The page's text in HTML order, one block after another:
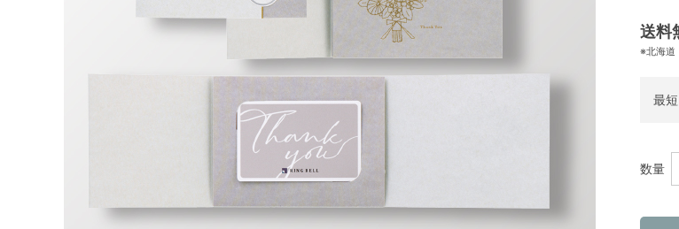
送料
※北海道
最短
数量